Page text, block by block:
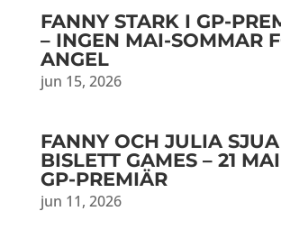
FANNY STARK I GP-
– INGEN MAI-SOMMAR
ANGEL
jun 15, 2026
FANNY OCH JULIA
BISLETT GAMES – 21
GP-PREMIÄR
jun 11, 2026